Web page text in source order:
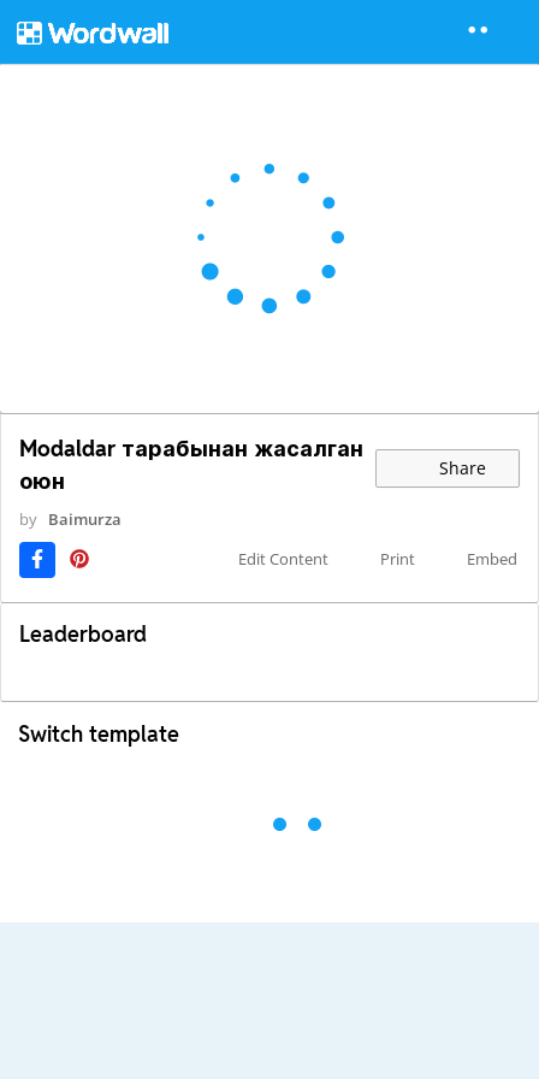
Modaldar тарабынан жасалган
оюн
Share
by Baimurza
Edit Content
Print Embed
Leaderboard
Switch template